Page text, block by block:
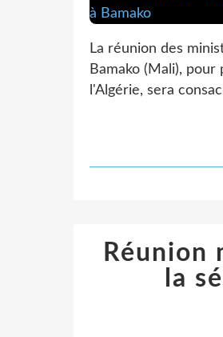
La réunion des
Bamako (Mali),
l'Algérie, sera
Réunion
la